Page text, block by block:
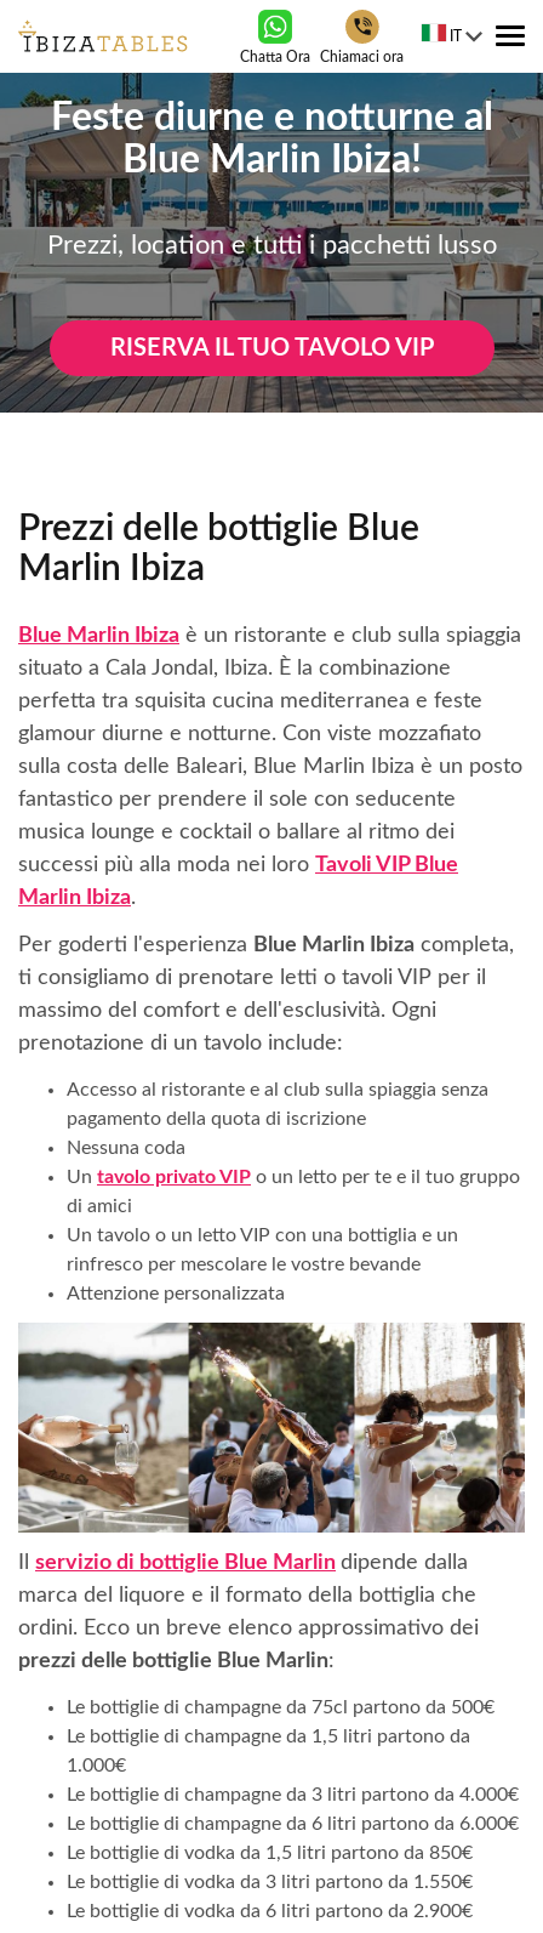
Chatta Ora Chiamaci ora
Feste diurne e notturne al
Blue Marlin Ibiza!
Prezzi, location e tutti i pacchetti lusso
RISERVA IL TUO TAVOLO VIP
Prezzi delle bottiglie Blue
Marlin Ibiza
Blue Marlin Ibiza è un ristorante e club sulla spiaggia
situato a Cala Jondal, Ibiza. È la combinazione
perfetta tra squisita cucina mediterranea e feste
glamour diurne e notturne. Con viste mozzafiato
sulla costa delle Baleari, Blue Marlin Ibiza è un posto
fantastico per prendere il sole con seducente
musica lounge e cocktail o ballare al ritmo dei
successi più alla moda nei loro Tavoli VIP Blue
Marlin Ibiza.
Per goderti l'esperienza Blue Marlin Ibiza completa,
ti consigliamo di prenotare letti o tavoli VIP per il
massimo del comfort e dell'esclusività. Ogni
prenotazione di un tavolo include:
Accesso al ristorante e al club sulla spiaggia senza
pagamento della quota di iscrizione
Nessuna coda
Un tavolo privato VIP o un letto per te e il tuo gruppo
di amici
Un tavolo o un letto VIP con una bottiglia e un
rinfresco per mescolare le vostre bevande
Attenzione personalizzata
servizio di bottiglie Blue Marlin dipende dalla
marca del liquore e il formato della bottiglia che
ordini. Ecco un breve elenco approssimativo dei
prezzi delle bottiglie Blue Marlin:
Le bottiglie di champagne da 75cl partono da 500€
Le bottiglie di champagne da 1,5 litri partono da
1.000€
Le bottiglie di champagne da 3 litri partono da 4.000€
Le bottiglie di champagne da 6 litri partono da 6.000€
Le bottiglie di vodka da 1,5 litri partono da 850€
Le bottiglie di vodka da 3 litri partono da 1.550€
Le bottiglie di vodka da 6 litri partono da 2.900€